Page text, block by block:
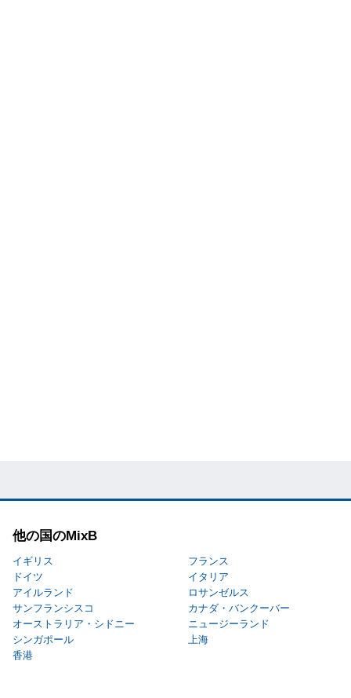
他の国のMixB
イギリス
フランス
ドイツ
イタリア
アイルランド
ロサンゼルス
サンフランシスコ
カナダ・バンクーバー
オーストラリア・シドニー
ニュージーランド
シンガポール
上海
香港